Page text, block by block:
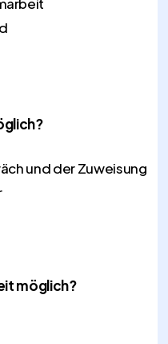
und der Zuweisung
möglich?